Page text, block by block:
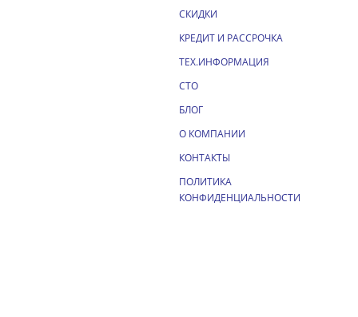
СКИДКИ
КРЕДИТ И РАССРОЧКА
ТЕХ.ИНФОРМАЦИЯ
СТО
БЛОГ
О КОМПАНИИ
КОНТАКТЫ
ПОЛИТИКА
КОНФИДЕНЦИАЛЬНОСТИ